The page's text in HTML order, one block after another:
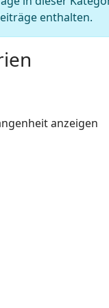
enthalten.
anzeigen